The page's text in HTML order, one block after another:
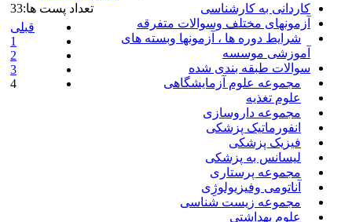
تعداد پست ها:33
قبلی
1
2
3
4
کاردانی به کارشناسی
آزمونهای مختلف وسوالات متفرقه
شرایط دوره ها ، آزمونها وبسته های
آموزشی موسسه
سوالات طبقه بندی شده
مجموعه علوم آزمایشگاهی
علوم تغذیه
مجموعه داروسازی
انفورماتیک پزشکی
فیزیک پزشکی
لیسانس به پزشکی
مجموعه پرستاری
آناتومی وفیزیولوژِی
مجموعه زیست شناسی
علوم بهداشتی